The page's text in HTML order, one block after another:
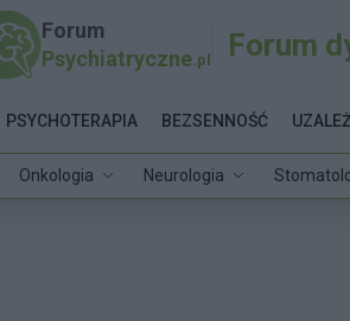
Forum
Psychiatryczne.pl Forum
Onkologia Neurologia
PSYCHOTERAPIA BEZSENNOŚĆ